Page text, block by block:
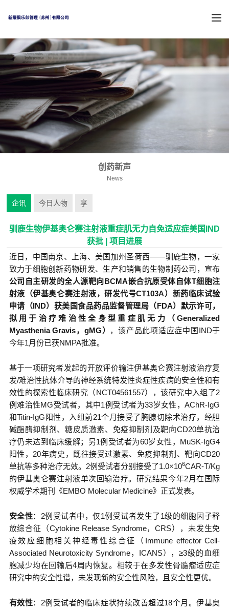
创药新声
News
企讯 今日人物 享
驯鹿生物伊基奥仑赛注射液重症肌无力自免适应症美国IND
获批 | 项目进展
近日，中国南京、上海、美国加州圣荷西——驯鹿生物，一家
致力于细胞创新药物研发、生产和销售的生物制药公司，宣布
公司自主研发的全人源靶向BCMA嵌合抗原受体自体T细胞注
射液（伊基奥仑赛注射液，研发代号CT103A）新药临床试验
申请（IND）获美国食品药品监督管理局（FDA）默示许可，
拟用于治疗难治性全身型重症肌无力（Generalized
Myasthenia Gravis，gMG） ，该产品此项适应症中国IND于
今年1月份已获NMPA批准。
基于一项研究者发起的开放评价输注伊基奥仑赛注射液治疗复
发/难治性抗体介导的神经系统特发性炎症性疾病的安全性和有
效性的探索性临床研究（NCT04561557），该研究中入组了2
例难治性MG受试者，其中1例受试者为33岁女性，AChR-IgG
和Titin-IgG阳性，入组前21个月接受了胸腺切除术治疗，经胆
碱酯酶抑制剂、糖皮质激素、免疫抑制剂及靶向CD20单抗治
疗仍未达到临床缓解；另1例受试者为60岁女性，MuSK-IgG4
阳性，20年病史，既往接受过激素、免疫抑制剂、靶向CD20
单抗等多种治疗无效。2例受试者分别接受了1.0×106CAR-T/Kg
的伊基奥仑赛注射液单次回输治疗。研究结果今年2月在国际
权威学术期刊《EMBO Molecular Medicine》正式发表。
安全性：2例受试者中，仅1例受试者发生了1级的细胞因子释
放综合征（Cytokine Release Syndrome，CRS），未发生免
疫效应细胞相关神经毒性综合征（Immune effector Cell-
Associated Neurotoxicity Syndrome，ICANS），≥3级的血细
胞减少均在回输后4周内恢复。相较于在多发性骨髓瘤适应症
研究中的安全性谱，未发现新的安全性风险，且安全性更优。
有效性：2例受试者的临床症状持续改善超过18个月。伊基奥